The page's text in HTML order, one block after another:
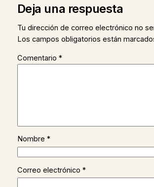
Deja una respuesta
Tu dirección de correo electrónico no
Los campos obligatorios están
Comentario *
Nombre *
Correo electrónico *